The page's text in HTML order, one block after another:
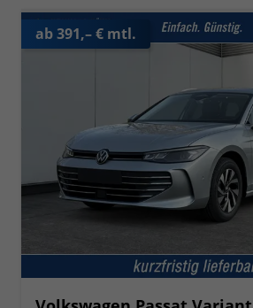
ab 391,– € mtl.